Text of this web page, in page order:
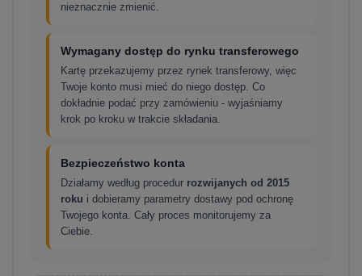
nieznacznie zmienić.
Wymagany dostęp do rynku transferowego
Kartę przekazujemy przez rynek transferowy, więc
Twoje konto musi mieć do niego dostęp. Co
dokładnie podać przy zamówieniu - wyjaśniamy
krok po kroku w trakcie składania.
Bezpieczeństwo konta
Działamy według procedur rozwijanych od 2015
roku i dobieramy parametry dostawy pod ochronę
Twojego konta. Cały proces monitorujemy za
Ciebie.